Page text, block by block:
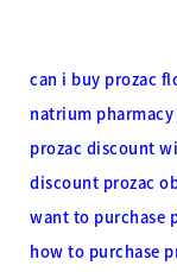
can i buy prozac
natrium
prozac discount
discount prozac
want to purchase
how to purchase